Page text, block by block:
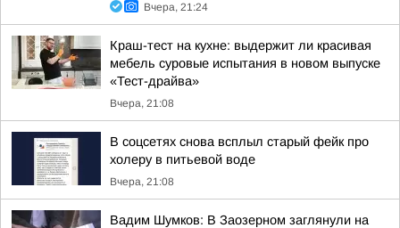
Вчера, 21:24
Краш-тест на кухне: выдержит ли красивая
мебель суровые испытания в новом выпуске
«Тест-драйва»
Вчера, 21:08
В соцсетях снова всплыл старый фейк про
холеру в питьевой воде
Вчера, 21:08
Вадим Шумков: В Заозерном заглянули на